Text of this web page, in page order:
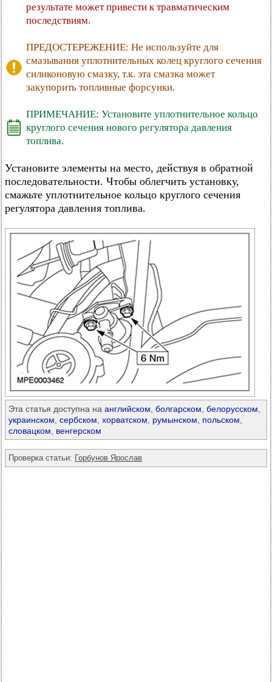
результате может привести к травматическим
последствиям.
ПРЕДОСТЕРЕЖЕНИЕ: Не используйте для
смазывания уплотнительных колец круглого сечения
силиконовую смазку, т.к. эта смазка может
закупорить топливные форсунки.
ПРИМЕЧАНИЕ: Установите уплотнительное кольцо
круглого сечения нового регулятора давления
топлива.
Установите элементы на место, действуя в обратной
последовательности. Чтобы облегчить установку,
смажьте уплотнительное кольцо круглого сечения
регулятора давления топлива.
Эта статья доступна на английском болгарском белорусском
украинском сербском хорватском румынском польском
словацком
венгерском
Проверка статьи: Горбунов Ярослав